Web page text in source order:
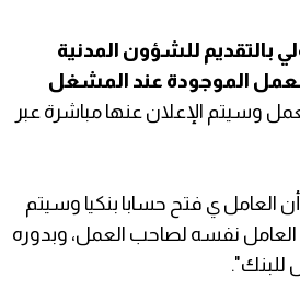
بالتقديم للشؤون المدنية
الموجودة عند المشغل
وسيتم الإعلان عنها مباشرة عبر
العامل ي فتح حسابا بنكيا وسيتم
نفسه لصاحب العمل، وبدوره
للبنك".